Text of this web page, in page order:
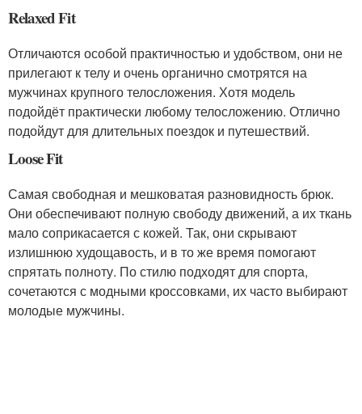
Relaxed Fit
Отличаются особой практичностью и удобством, они не
прилегают к телу и очень органично смотрятся на
мужчинах крупного телосложения. Хотя модель
подойдёт практически любому телосложению. Отлично
подойдут для длительных поездок и путешествий.
Loose Fit
Самая свободная и мешковатая разновидность брюк.
Они обеспечивают полную свободу движений, а их ткань
мало соприкасается с кожей. Так, они скрывают
излишнюю худощавость, и в то же время помогают
спрятать полноту. По стилю подходят для спорта,
сочетаются с модными кроссовками, их часто выбирают
молодые мужчины.